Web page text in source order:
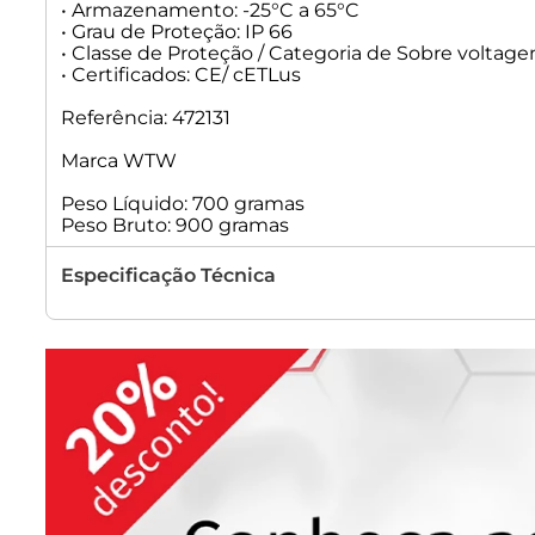
• Armazenamento: -25°C a 65°C
• Grau de Proteção: IP 66
• Classe de Proteção / Categoria de Sobre
• Certificados: CE/ cETLus
Referência: 472131
Marca WTW
Peso Líquido: 700 gramas
Peso Bruto: 900 gramas
Especificação Técnica